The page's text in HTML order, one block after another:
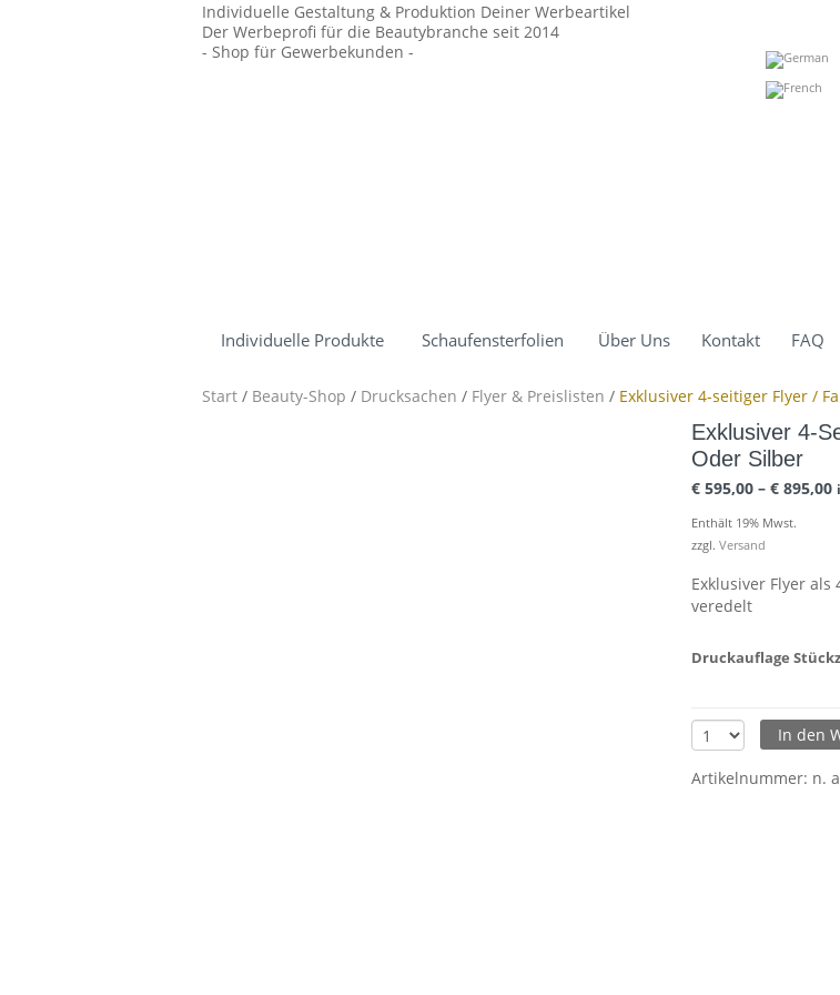
Individuelle Gestaltung & Produktion Deiner Werbeartikel
Der Werbeprofi für die Beautybranche seit 2014
- Shop für Gewerbekunden -
Individuelle Produkte Schaufensterfolien Über Uns Kontakt FAQ
Start / Beauty-Shop / Drucksachen / Flyer & Preislisten / Exklusiver 4-seitiger Flyer /
Exklusiver 4-
Oder Silber
€ 595,00 – € 895,00
Enthält 19% Mwst.
zzgl. Versand
Exklusiver Flyer
veredelt
Druckauflage
In den
Artikelnummer: n.